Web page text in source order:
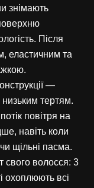
знімають
Після
еластичним та
—
низьким тертям.
повітря на
навіть коли
щільні пасма.
свого волосся: 3
охоплюють всі